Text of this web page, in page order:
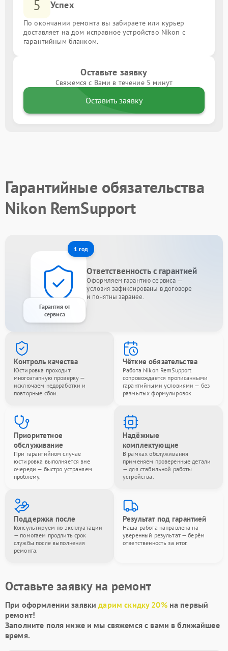
5 Успех
По окончании ремонта вы забираете или курьер
доставляет на дом исправное устройство Nikon с
гарантийным бланком.
Оставьте заявку
Свяжемся с Вами в течение 5 минут
Оставить заявку
Гарантийные обязательства
Nikon RemSupport
1 год
Гарантия от
сервиса
Ответственность с гарантией
Оформляем гарантию сервиса —
условия зафиксированы в договоре
и понятны заранее.
Контроль качества
Юстировка проходит
многоэтапную проверку —
исключаем недоработки и
повторные сбои.
Чёткие обязательства
Работа Nikon RemSupport
сопровождается прописанными
гарантийными условиями — без
размытых формулировок.
Приоритетное
обслуживание
При гарантийном случае
юстировка выполняется вне
очереди — быстро устраняем
проблему.
Надёжные
комплектующие
В рамках обслуживания
применяем проверенные детали
— для стабильной работы
устройства.
Поддержка после
Консультируем по эксплуатации
— помогаем продлить срок
службы после выполнения
ремонта.
Результат под гарантией
Наша работа направлена на
уверенный результат — берём
ответственность за итог.
Оставьте заявку на ремонт
При оформлении заявкидарим скидку 20%на первый
ремонт!
Заполните поля ниже и мы свяжемся с вами в ближайшее
время.